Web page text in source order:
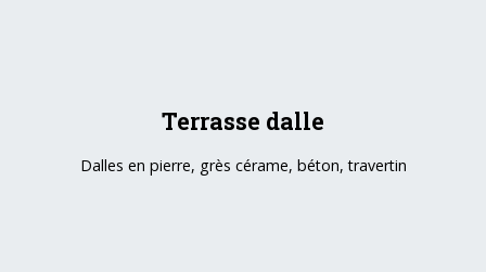
Terrasse dalle
Dalles en pierre, grès cérame, béton, travertin